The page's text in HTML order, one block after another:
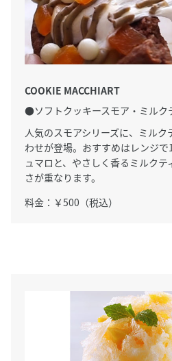
COOKIE MACCHIART
●ソフトクッキースモア・ミルク
人気のスモアシリーズに、ミル
わせが登場。おすすめはレンジ
ュマロと、やさしく香るミルク
さが重なります。
料金：￥500（税込）